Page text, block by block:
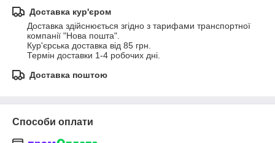
Доставка кур'єром
Доставка здійснюється згідно з тарифами транспортної
компанії "Нова пошта".
Кур'єрська доставка від 85 грн.
Термін доставки 1-4 робочих дні.
Доставка поштою
Способи оплати